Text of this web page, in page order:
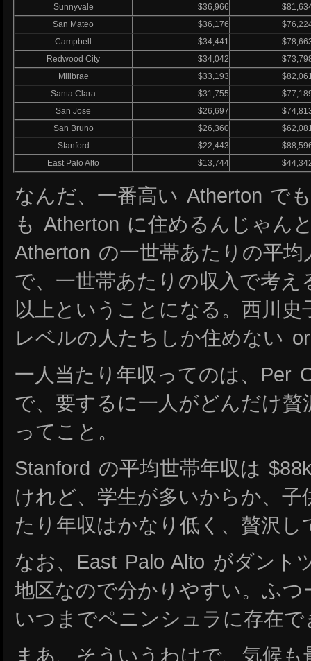
Sunnyvale
$36,966
San Mateo
$36,176
Campbell
$34,441
Redwood City
$34,042
Millbrae
$33,193
Santa Clara
$31,755
San Jose
$26,697
San Bruno
$26,360
Stanford
$22,443
East Palo Alto
$13,744
なんだ、一番高い Atherton で
も Atherton に住めるんじゃん
Atherton の一世帯あたりの平
で、一世帯あたりの収入で考
以上ということになる。西川
レベルの人たちしか住めない
一人当たり年収ってのは、Per
で、要するに一人がどんだけ
ってこと。
Stanford の平均世帯年収は
けれど、学生が多いからか、
たり年収はかなり低く、贅沢
なお、East Palo Alto がダント
地区なので分かりやすい。ふ
いつまでペニンシュラに存在
まあ、そういうわけで、気候